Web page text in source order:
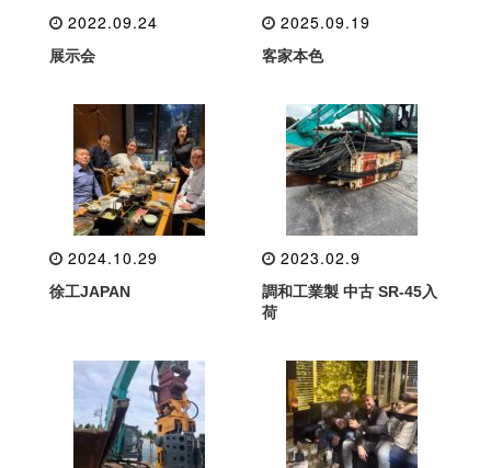
2022.09.24
展示会
2025.09.19
客家本色
2024.10.29
徐工JAPAN
2023.02.9
調和工業製 中古 SR-45入
荷